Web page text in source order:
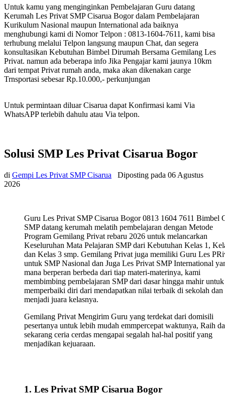
Untuk kamu yang menginginkan Pembelajaran Guru datang
Kerumah Les Privat SMP Cisarua Bogor dalam Pembelajaran
Kurikulum Nasional maupun International ada baiknya
menghubungi kami di Nomor Telpon : 0813-1604-7611, kami bisa
terhubung melalui Telpon langsung maupun Chat, dan segera
konsultasikan Kebutuhan Bimbel Dirumah Bersama Gemilang Les
Privat. namun ada beberapa info Jika Pengajar kami jaunya 10km
dari tempat Privat rumah anda, maka akan dikenakan carge
Trnsportasi sebesar Rp.10.000,- perkunjungan
Untuk permintaan diluar Cisarua dapat Konfirmasi kami Via
WhatsAPP terlebih dahulu atau Via telpon.
Solusi SMP Les Privat Cisarua Bogor
di Gempi Les Privat SMP Cisarua Diposting pada 06 Agustus
2026
Guru Les Privat SMP Cisarua Bogor 0813 1604 7611 Bimbel
SMP datang kerumah melatih pembelajaran dengan Metode
Program Gemilang Privat rebaru 2026 untuk melancarkan
Keseluruhan Mata Pelajaran SMP dari Kebutuhan Kelas 1,
dan Kelas 3 smp. Gemilang Privat juga memiliki Guru Les
untuk SMP Nasional dan Juga Les Privat SMP International
mana berperan berbeda dari tiap materi-materinya, kami
membimbing pembelajaran SMP dari dasar hingga mahir untuk
memperbaiki diri dari mendapatkan nilai terbaik di sekolah dan
menjadi juara kelasnya.
Gemilang Privat Mengirim Guru yang terdekat dari domisili
pesertanya untuk lebih mudah emmpercepat waktunya, Raih
sekarang ceria cerdas mengapai segalah hal-hal positif yang
menjadikan kejuaraan.
1. Les Privat SMP Cisarua Bogor